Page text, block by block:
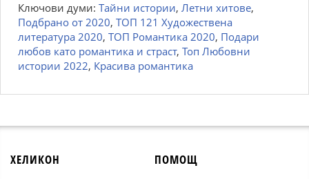
Ключови думи: Тайни истории, Летни хитове,
Подбрано от 2020, ТОП 121 Художествена
литература 2020, ТОП Романтика 2020, Подари
любов като романтика и страст, Топ Любовни
истории 2022, Красива романтика
ХЕЛИКОН ПОМОЩ